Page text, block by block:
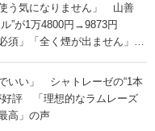
う気になりません」 山善
”が1万4800円→9873円
須」「全く煙が出ません」と
いい」 シャトレーゼの“1本
好評 「理想的なラムレーズ
高」の声